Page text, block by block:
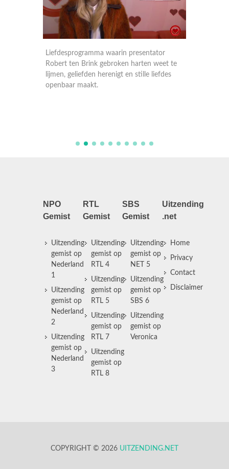
Liefdesprogramma waarin presentator
Robert ten Brink gebroken harten weet te
lijmen, geliefden herenigt en stille liefdes
openbaar maakt.
NPO
Gemist
Uitzending
gemist op
Nederland
1
Uitzending
gemist op
Nederland
2
Uitzending
gemist op
Nederland
3
RTL
Gemist
Uitzending
gemist op
RTL 4
Uitzending
gemist op
RTL 5
Uitzending
gemist op
RTL 7
Uitzending
gemist op
RTL 8
SBS
Gemist
Uitzending
gemist op
NET 5
Uitzending
gemist op
SBS 6
Uitzending
gemist op
Veronica
Uitzending
.net
Home
Privacy
Contact
Disclaimer
COPYRIGHT © 2026 UITZENDING.NET